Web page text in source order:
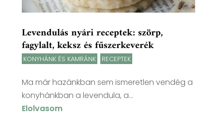
Levendulás nyári receptek: szörp,
fagylalt, keksz és fűszerkeverék
KONYHÁNK ÉS KAMRÁNK RECEPTEK
Ma már hazánkban sem ismeretlen vendég a
konyhánkban a levendula, a...
Elolvasom